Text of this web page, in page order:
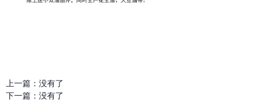
上一篇： 没有了
下一篇： 没有了